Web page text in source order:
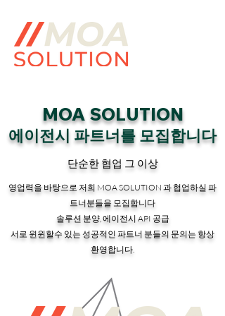
MOA SOLUTION
에이전시 파트너를 모집합니다
단순한 협업 그 이상
영업력을 바탕으로 저희 MOA SOLUTION 과 협업하실 파
트너분들을 모집합니다
솔루션 분양, 에이전시 API 공급
​서로 윈윈할수 있는 성공적인 파트너 분들의 문의는 항상
환영합니다.